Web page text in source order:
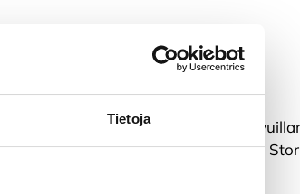
Tietoja
kanavissa: olitpa liikkeellä
voit seurata myös Instagram